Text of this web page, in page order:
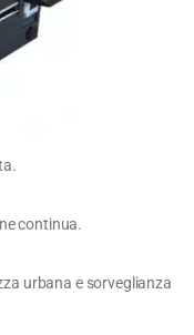
continua.
urbana e sorveglianza